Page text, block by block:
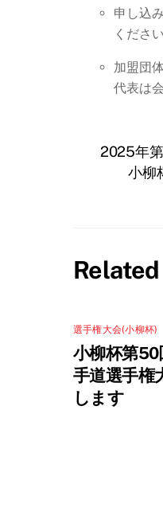
申し込
ください
加盟団
代表は
2025年
小柳
選手権大会(小柳杯)
小柳杯第50
手道選手権
します